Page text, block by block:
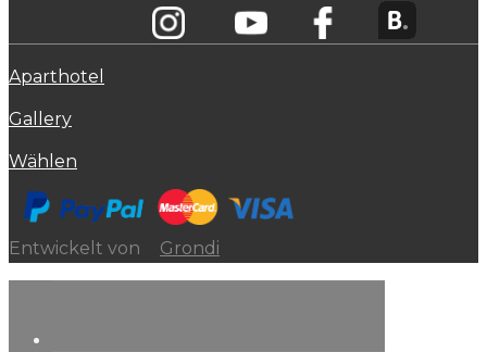
Aparthotel
Gallery
Wählen
Entwickelt von Grondi